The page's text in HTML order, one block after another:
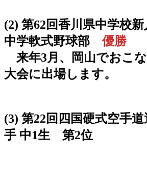
(2) 第62回香川県中学校
中学軟式野球部優勝
来年3月、岡山でおこ
大会に出場します。
(3) 第22回四国硬式空手
手 中1生 第2位